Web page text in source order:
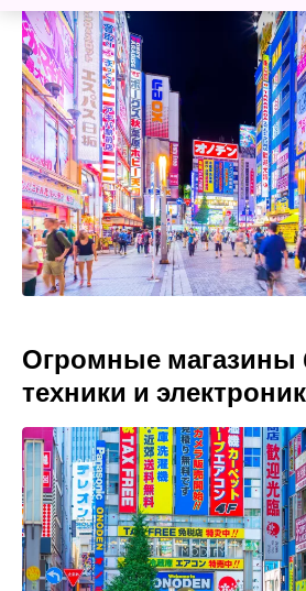
Огромные магазины
техники и